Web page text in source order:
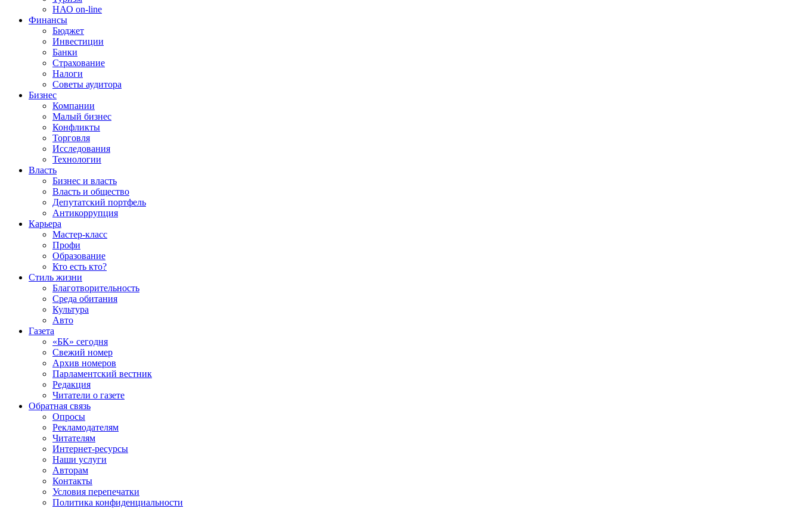
НАО on-line
Финансы
Бюджет
Инвестиции
Банки
Страхование
Налоги
Советы аудитора
Бизнес
Компании
Малый бизнес
Конфликты
Торговля
Исследования
Технологии
Власть
Бизнес и власть
Власть и общество
Депутатский портфель
Антикоррупция
Карьера
Мастер-класс
Профи
Образование
Кто есть кто?
Стиль жизни
Благотворительность
Среда обитания
Культура
Авто
Газета
«БК» сегодня
Свежий номер
Архив номеров
Парламентский вестник
Редакция
Читатели о газете
Обратная связь
Опросы
Рекламодателям
Читателям
Интернет-ресурсы
Наши услуги
Авторам
Контакты
Условия перепечатки
Политика конфиденциальности